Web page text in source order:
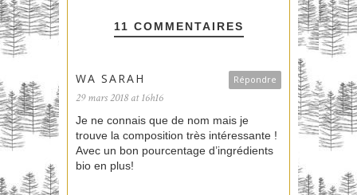
11 COMMENTAIRES
Répondre
WA SARAH
29 mars 2018 at 16h16
Je ne connais que de nom mais je
trouve la composition très intéressante !
Avec un bon pourcentage d’ingrédients
bio en plus!